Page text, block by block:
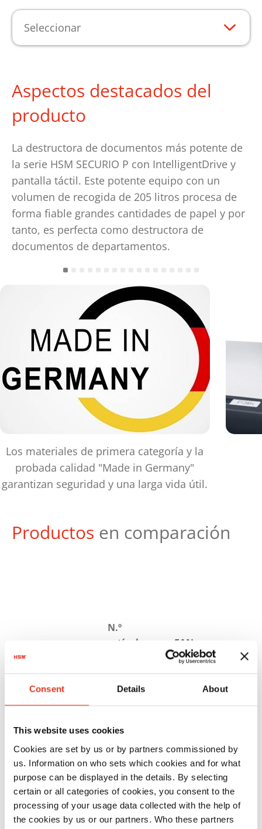
Consent Details About
This website uses cookies
Cookies are set by us or by partners commissioned by
us. Information on who sets which cookies and for what
purpose can be displayed in the details. By selecting
certain or all categories of cookies, you consent to the
processing of your usage data collected with the help of
the cookies by us or our partners. Who these partners
Seleccionar
Aspectos destacados del
producto
La destructora de documentos más potente de
la serie HSM SECURIO P con IntelligentDrive y
pantalla táctil. Este potente equipo con un
volumen de recogida de 205 litros procesa de
forma fiable grandes cantidades de papel y por
tanto, es perfecta como destructora de
documentos de departamentos.
Los materiales de primera categoría y la
probada calidad "Made in Germany"
garantizan seguridad y una larga vida útil.
Productos en comparación
N.º
artículo:
EAN:
HSM
SECURIO
P44i - 1,9 x
15 mm
4026631058445